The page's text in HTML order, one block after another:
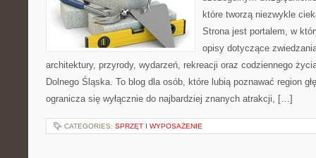
które tworzą niezwykle
Strona jest portalem, w
opisy dotyczące
architektury, przyrody, wydarzeń, rekreacji oraz codziennego
Dolnego Śląska. To blog dla osób, które lubią poznawać region
ogranicza się wyłącznie do najbardziej znanych atrakcji, […]
CATEGORIES: SPRZĘT I WYPOSAŻENIE